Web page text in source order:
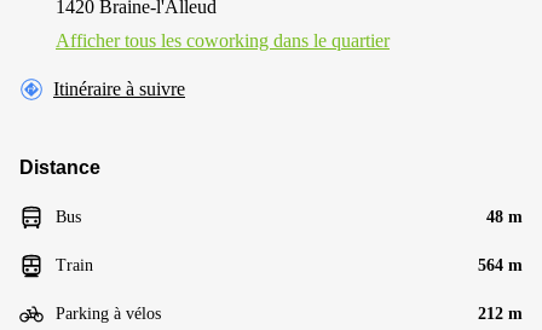
1420 Braine-l'Alleud
Afficher tous les сoworking dans le quartier
Itinéraire à suivre
Distance
Bus 48 m
Train 564 m
Parking à vélos 212 m